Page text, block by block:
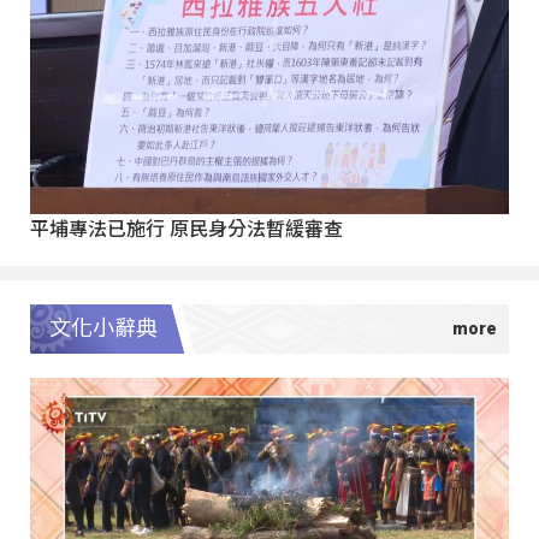
平埔專法已施行 原民身分法暫緩審查
文化小辭典